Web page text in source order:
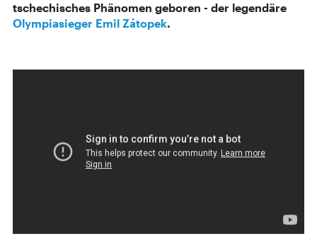
tschechisches Phänomen geboren - der legendäre
Olympiasieger Emil Zátopek.